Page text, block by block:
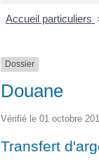
Accueil particuliers
Dossier
Douane
Vérifié le 01 octobre
Transfert